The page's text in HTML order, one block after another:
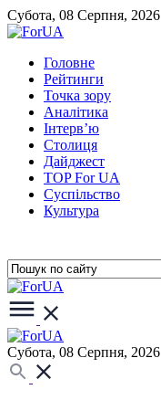
Субота, 08 Серпня, 2026
Головне
Рейтинги
Точка зору
Аналітика
Інтерв’ю
Столиця
Дайджест
TOP For UA
Суспiльство
Культура
Субота, 08 Серпня, 2026